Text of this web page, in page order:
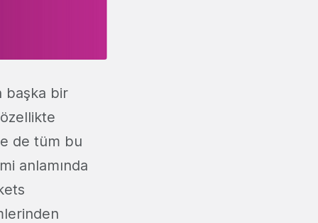
başka bir
de tüm bu
anlamında